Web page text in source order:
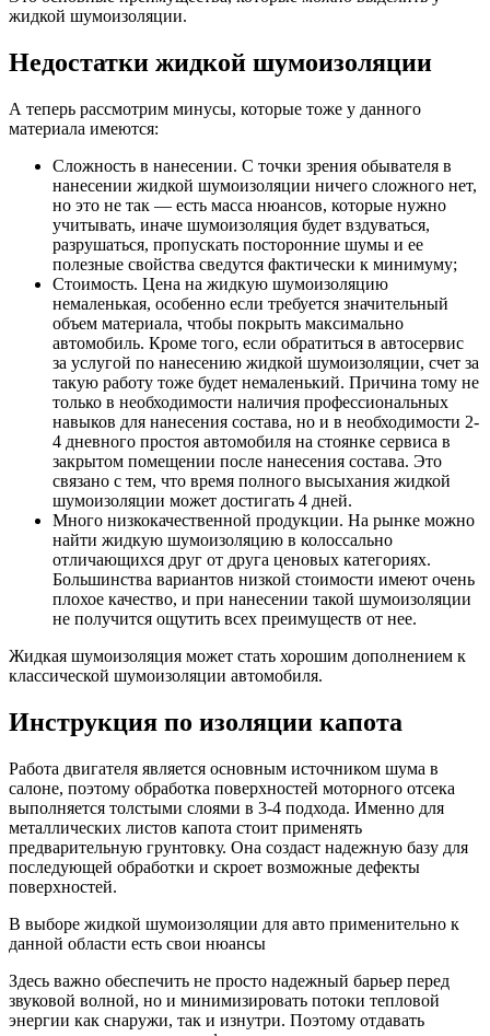
жидкой шумоизоляции.
Недостатки жидкой шумоизоляции
А теперь рассмотрим минусы, которые тоже у данного
материала имеются:
Сложность в нанесении. С точки зрения обывателя в
нанесении жидкой шумоизоляции ничего сложного нет,
но это не так — есть масса нюансов, которые нужно
учитывать, иначе шумоизоляция будет вздуваться,
разрушаться, пропускать посторонние шумы и ее
полезные свойства сведутся фактически к минимуму;
Стоимость. Цена на жидкую шумоизоляцию
немаленькая, особенно если требуется значительный
объем материала, чтобы покрыть максимально
автомобиль. Кроме того, если обратиться в автосервис
за услугой по нанесению жидкой шумоизоляции, счет за
такую работу тоже будет немаленький. Причина тому не
только в необходимости наличия профессиональных
навыков для нанесения состава, но и в необходимости 2-
4 дневного простоя автомобиля на стоянке сервиса в
закрытом помещении после нанесения состава. Это
связано с тем, что время полного высыхания жидкой
шумоизоляции может достигать 4 дней.
Много низкокачественной продукции. На рынке можно
найти жидкую шумоизоляцию в колоссально
отличающихся друг от друга ценовых категориях.
Большинства вариантов низкой стоимости имеют очень
плохое качество, и при нанесении такой шумоизоляции
не получится ощутить всех преимуществ от нее.
Жидкая шумоизоляция может стать хорошим дополнением к
классической шумоизоляции автомобиля.
Инструкция по изоляции капота
Работа двигателя является основным источником шума в
салоне, поэтому обработка поверхностей моторного отсека
выполняется толстыми слоями в 3-4 подхода. Именно для
металлических листов капота стоит применять
предварительную грунтовку. Она создаст надежную базу для
последующей обработки и скроет возможные дефекты
поверхностей.
В выборе жидкой шумоизоляции для авто применительно к
данной области есть свои нюансы
Здесь важно обеспечить не просто надежный барьер перед
звуковой волной, но и минимизировать потоки тепловой
энергии как снаружи, так и изнутри. Поэтому отдавать